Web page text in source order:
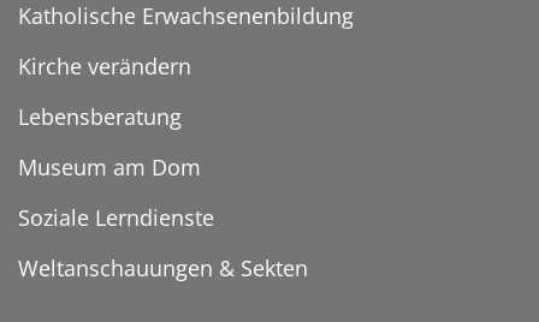
Katholische Erwachsenenbildung
Kirche verändern
Lebensberatung
Museum am Dom
Soziale Lerndienste
Weltanschauungen & Sekten